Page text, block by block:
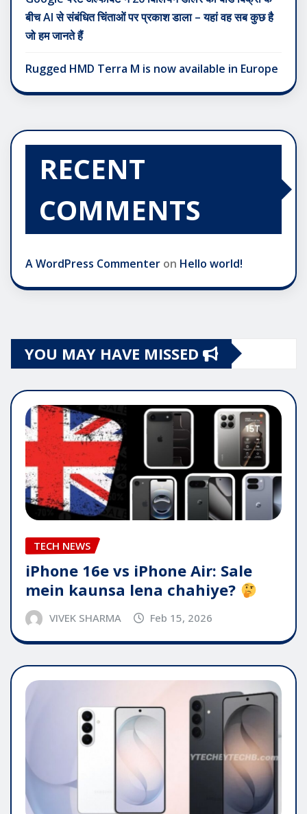
बीच AI से संबंधित चिंताओं पर प्रकाश डाला – यहां वह सब कुछ है
जो हम जानते हैं
Rugged HMD Terra M is now available in Europe
RECENT
COMMENTS
A WordPress Commenter on Hello world!
YOU MAY HAVE MISSED
TECH NEWS
iPhone 16e vs iPhone Air: Sale
mein kaunsa lena chahiye?
VIVEK SHARMA Feb 15, 2026